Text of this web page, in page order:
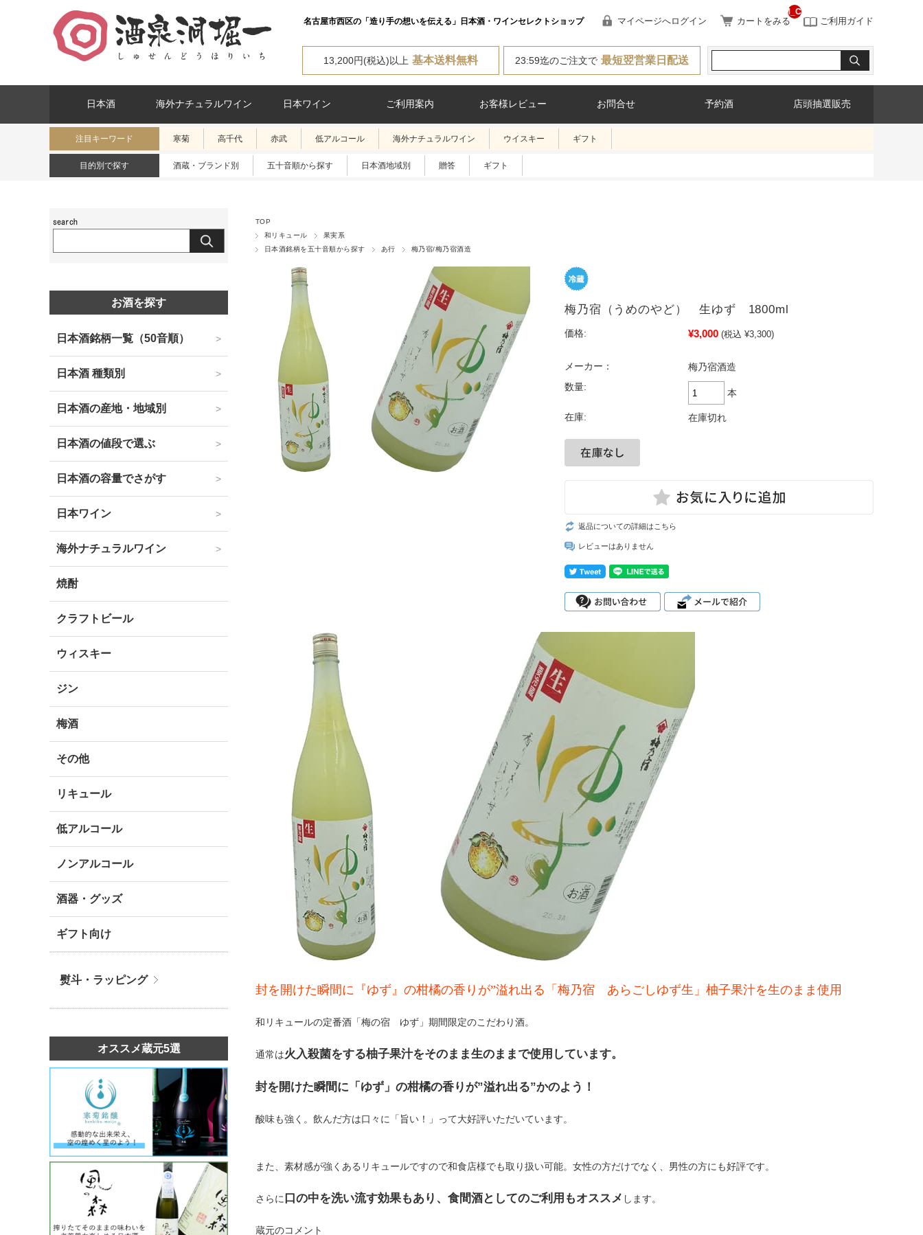
名古屋市西区の「造り手の想いを伝える」日本酒・ワインセレクトショップ マイページへログイン カートをみる
__ITM_CNT__
ご利用ガイド
13,200円(税込)以上 基本送料無料 23:59迄のご注文で 最短翌営業日配送
日本酒 海外ナチュラルワイン 日本ワイン ご利用案内 お客様レビュー お問合せ 予約酒 店頭抽選販売
注目キーワード 寒菊 高千代 赤武 低アルコール 海外ナチュラルワイン ウイスキー ギフト
目的別で探す 酒蔵・ブランド別 五十音順から探す 日本酒地域別 贈答 ギフト
TOP
和リキュール
果実系
日本酒銘柄を五十音順から探す
あ行 梅乃宿/梅乃宿酒造
梅乃宿（うめのやど） 生ゆず 1800ml
価格: ¥3,000 (税込 ¥3,300)
メーカー：
梅乃宿酒造
数量:
本
在庫: 在庫切れ
返品についての詳細はこちら
レビューはありません
封を開けた瞬間に『ゆず』の柑橘の香りが”溢れ出る「梅乃宿 あらごしゆず生」柚子果汁を生のまま使用
和リキュールの定番酒「梅の宿 ゆず」期間限定のこだわり酒。
通常は火入殺菌をする柚子果汁をそのまま生のままで使用しています。
封を開けた瞬間に「ゆず」の柑橘の香りが”溢れ出る”かのよう！
酸味も強く。飲んだ方は口々に「旨い！」って大好評いただいています。
また、素材感が強くあるリキュールですので和食店様でも取り扱い可能。女性の方だけでなく、男性の方にも好評です。
さらに 口の中を洗い流す効果もあり、食間酒としてのご利用もオススメ します。
蔵元のコメント
お酒を探す
日本酒銘柄一覧（50音順）
日本酒 種類別
日本酒の産地・地域別
日本酒の値段で選ぶ
日本酒の容量でさがす
日本ワイン
海外ナチュラルワイン
焼酎
クラフトビール
ウィスキー
ジン
梅酒
その他
リキュール
低アルコール
ノンアルコール
酒器・グッズ
ギフト向け
熨斗・ラッピング
オススメ蔵元5選